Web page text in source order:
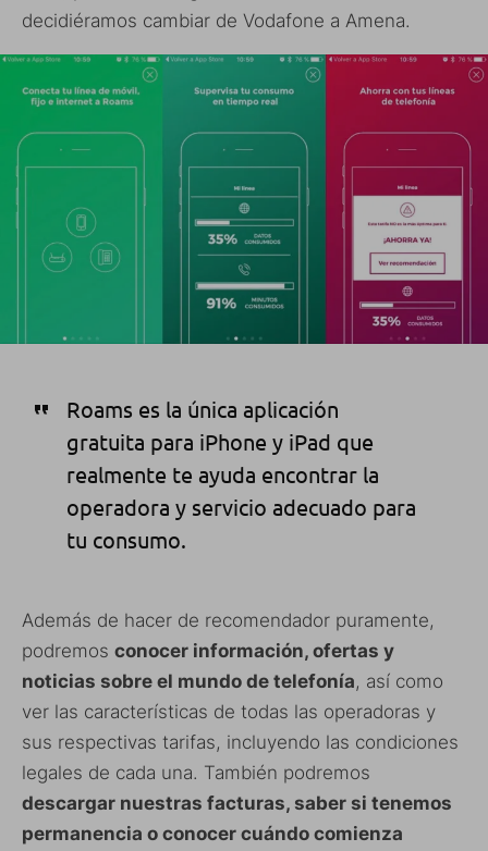
decidiéramos cambiar de Vodafone a Amena.
Roams es la única aplicación
gratuita para iPhone y iPad que
realmente te ayuda encontrar la
operadora y servicio adecuado para
tu consumo.
Además de hacer de recomendador puramente,
podremos conocer información, ofertas y
noticias sobre el mundo de telefonía, así como
ver las características de todas las operadoras y
sus respectivas tarifas, incluyendo las condiciones
legales de cada una. También podremos
descargar nuestras facturas, saber si tenemos
permanencia o conocer cuándo comienza